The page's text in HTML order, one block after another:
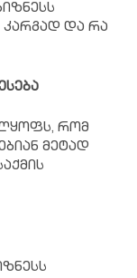
კარგად და რა
რომ
მეტად